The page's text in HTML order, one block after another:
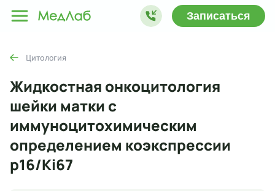
Записаться
Цитология
Жидкостная онкоцитология
шейки матки с
иммуноцитохимическим
определением коэкспрессии
р16/Ki67